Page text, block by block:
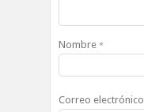
Nombre *
Correo electrónico